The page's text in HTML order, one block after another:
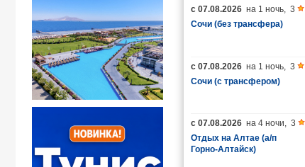
с 07.08.2026на 1 ночь, 3
Сочи (без трансфера)
с 07.08.2026на 1 ночь, 3
Сочи (с трансфером)
с 07.08.2026на 4 ночи, 3
Отдых на Алтае (а/п
Горно-Алтайск)